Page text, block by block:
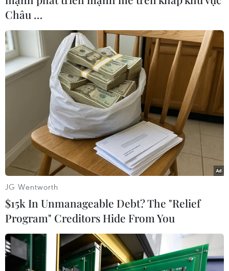
TIN LIÊN QUAN
FDA khuyến nghị tiêm liều tăng cường
Pfizer cho người già, nguy cơ cao
18/09/2021 01:15
Châu …
JG Wentworth
$15k In Unmanageable Debt? The "Relief
Program" Creditors Hide From You